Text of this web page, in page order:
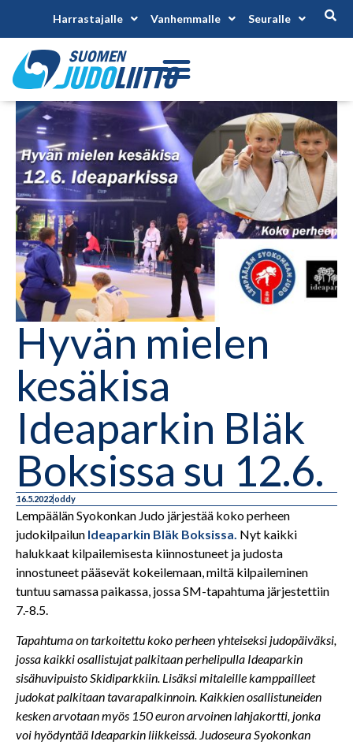
Harrastajalle Vanhemmalle Seuralle
Hyvän mielen
kesäkisa
Ideaparkin Bläk
Boksissa su 12.6.
16.5.2022oddy
Lempäälän Syokonkan Judo järjestää koko perheen
judokilpailun Ideaparkin Bläk Boksissa. Nyt kaikki
halukkaat kilpailemisesta kiinnostuneet ja judosta
innostuneet pääsevät kokeilemaan, miltä kilpaileminen
tuntuu samassa paikassa, jossa SM-tapahtuma järjestettiin
7.-8.5.
Tapahtuma on tarkoitettu koko perheen yhteiseksi judopäiväksi,
jossa kaikki osallistujat palkitaan perhelipulla Ideaparkin
sisähuvipuisto Skidiparkkiin. Lisäksi mitaleille kamppailleet
judokat palkitaan tavarapalkinnoin. Kaikkien osallistuneiden
kesken arvotaan myös 150 euron arvoinen lahjakortti, jonka
voi hyödyntää Ideaparkin liikkeissä. Judoseura Syokonkan